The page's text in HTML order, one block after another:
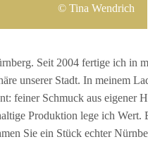
Tina Wendrich
Seit 2004 fertige ich in
unserer Stadt. In meinem
feiner Schmuck aus
Produktion lege ich
Sie ein Stück echter